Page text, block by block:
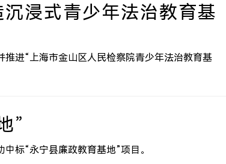
浸式青少年法治教育基
进“上海市金山区人民检察院青少年法治教育基
”
标“永宁县廉政教育基地”项目。